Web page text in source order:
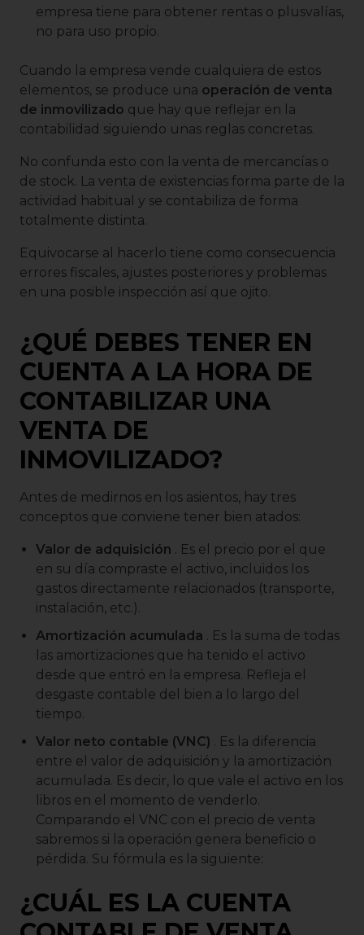
empresa tiene para obtener rentas o plusvalías,
no para uso propio.
Cuando la empresa vende cualquiera de estos
elementos, se produce una operación de venta
de inmovilizado que hay que reflejar en la
contabilidad siguiendo unas reglas concretas.
No confunda esto con la venta de mercancías o
de stock. La venta de existencias forma parte de la
actividad habitual y se contabiliza de forma
totalmente distinta.
Equivocarse al hacerlo tiene como consecuencia
errores fiscales, ajustes posteriores y problemas
en una posible inspección así que ojito.
¿QUÉ DEBES TENER EN
CUENTA A LA HORA DE
CONTABILIZAR UNA
VENTA DE
INMOVILIZADO?
Antes de medirnos en los asientos, hay tres
conceptos que conviene tener bien atados:
Valor de adquisición . Es el precio por el que
en su día compraste el activo, incluidos los
gastos directamente relacionados (transporte,
instalación, etc.).
Amortización acumulada . Es la suma de todas
las amortizaciones que ha tenido el activo
desde que entró en la empresa. Refleja el
desgaste contable del bien a lo largo del
tiempo.
Valor neto contable (VNC) . Es la diferencia
entre el valor de adquisición y la amortización
acumulada. Es decir, lo que vale el activo en los
libros en el momento de venderlo.
Comparando el VNC con el precio de venta
sabremos si la operación genera beneficio o
pérdida. Su fórmula es la siguiente:
¿CUÁL ES LA CUENTA